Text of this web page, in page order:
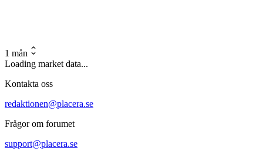
1 mån
Loading market data...
Kontakta oss
redaktionen@placera.se
Frågor om forumet
support@placera.se